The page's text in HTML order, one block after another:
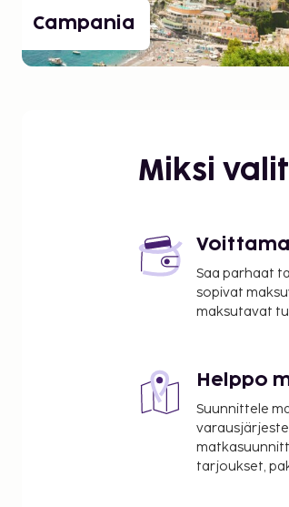
Campania
Miksi
Saa parhaat
sopivat
maksutavat
Helppo
Suunnittele
tarjoukset,